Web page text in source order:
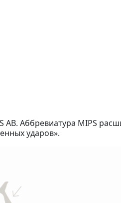
Аббревиатура MIPS
ударов».